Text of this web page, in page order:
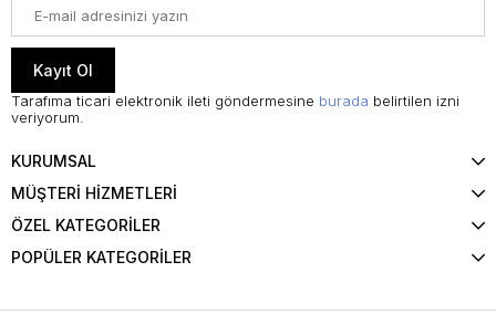
Kayıt Ol
Tarafıma ticari elektronik ileti göndermesine burada belirtilen izni
veriyorum.
KURUMSAL
MÜŞTERİ HİZMETLERİ
ÖZEL KATEGORİLER
POPÜLER KATEGORİLER